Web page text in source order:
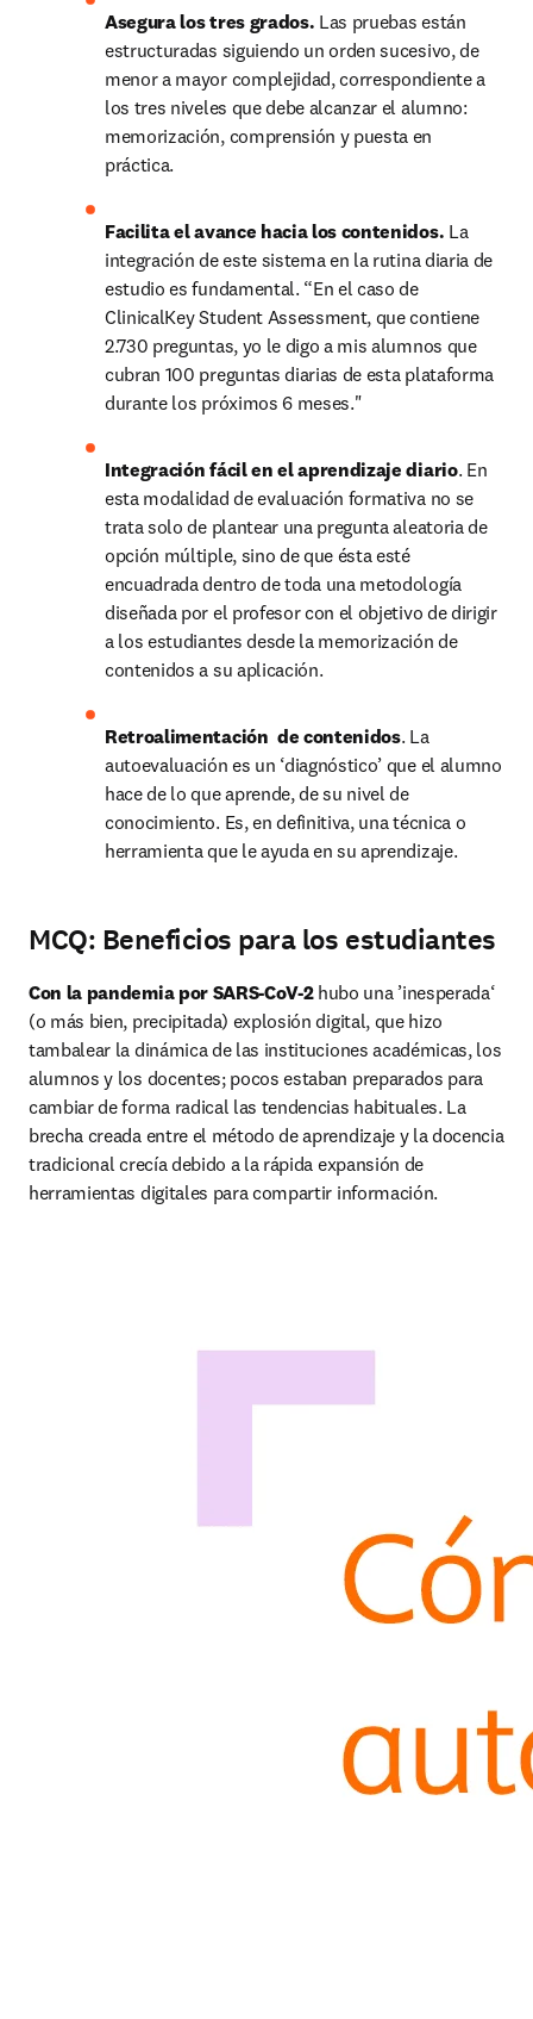
Asegura los tres grados. Las pruebas están
estructuradas siguiendo un orden sucesivo, de
menor a mayor complejidad, correspondiente a
los tres niveles que debe alcanzar el alumno:
memorización, comprensión y puesta en
práctica.
Facilita el avance hacia los contenidos. La
integración de este sistema en la rutina diaria de
estudio es fundamental. “En el caso de
ClinicalKey Student Assessment, que contiene
2.730 preguntas, yo le digo a mis alumnos que
cubran 100 preguntas diarias de esta plataforma
durante los próximos 6 meses."
Integración fácil en el aprendizaje diario. En
esta modalidad de evaluación formativa no se
trata solo de plantear una pregunta aleatoria de
opción múltiple, sino de que ésta esté
encuadrada dentro de toda una metodología
diseñada por el profesor con el objetivo de dirigir
a los estudiantes desde la memorización de
contenidos a su aplicación.
Retroalimentación  de contenidos. La
autoevaluación es un ‘diagnóstico’ que el alumno
hace de lo que aprende, de su nivel de
conocimiento. Es, en definitiva, una técnica o
herramienta que le ayuda en su aprendizaje.
MCQ: Beneficios para los estudiantes
Con la pandemia por SARS-CoV-2 hubo una ’inesperada‘
(o más bien, precipitada) explosión digital, que hizo
tambalear la dinámica de las instituciones académicas, los
alumnos y los docentes; pocos estaban preparados para
cambiar de forma radical las tendencias habituales. La
brecha creada entre el método de aprendizaje y la docencia
tradicional crecía debido a la rápida expansión de
herramientas digitales para compartir información.